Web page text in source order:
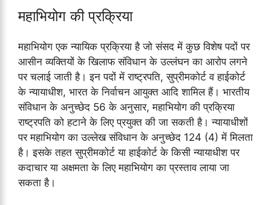
महाभियोग की प्रक्रिया
महाभियोग एक न्यायिक प्रक्रिया है जो संसद में कुछ विशेष पदों पर
आसीन व्यक्तियों के खिलाफ संविधान के उल्लंघन का आरोप लगने
पर चलाई जाती है। इन पदों में राष्ट्रपति, सुप्रीमकोर्ट व हाईकोर्ट
के न्यायाधीश, भारत के निर्वाचन आयुक्त आदि शामिल हैं। भारतीय
संविधान के अनुच्छेद 56 के अनुसार, महाभियोग की प्रक्रिया
राष्ट्रपति को हटाने के लिए प्रयुक्त की जा सकती है। न्यायाधीशों
पर महाभियोग का उल्लेख संविधान के अनुच्छेद 124 (4) में मिलता
है। इसके तहत सुप्रीमकोर्ट या हाईकोर्ट के किसी न्यायाधीश पर
कदाचार या अक्षमता के लिए महाभियोग का प्रस्ताव लाया जा
सकता है।